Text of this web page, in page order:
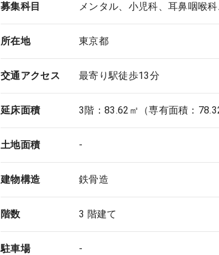
募集科目 メンタル、小児科、耳鼻咽喉
所在地 東京都
交通アクセス 最寄り駅徒歩13分
延床面積 3階：83.62㎡（専有面積：
土地面積 -
建物構造 鉄骨造
階数 3 階建て
駐車場 -